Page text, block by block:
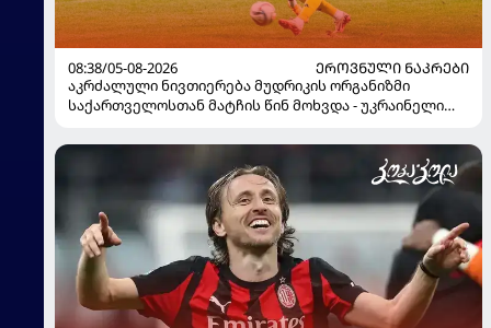
08:38/05-08-2026
ᲔᲠᲝᲕᲜᲣᲚᲘ ᲜᲐᲙᲠᲔᲑᲘ
აკრძალული ნივთიერება მუდრიკის ორგანიზმი
საქართველოსთან მატჩის წინ მოხვდა - უკრაინელი
ინფორმაციას ავრცელებს